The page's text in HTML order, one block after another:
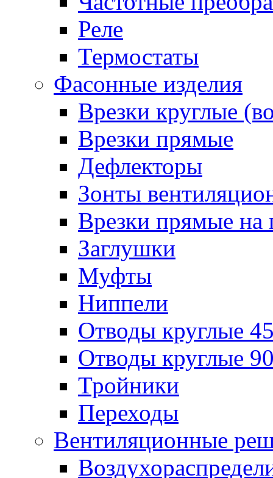
Реле
Термостаты
Фасонные изделия
Врезки круглые
Врезки прямые
Дефлекторы
Зонты
Врезки прямые на
Заглушки
Муфты
Ниппели
Отводы круглые
Отводы круглые
Тройники
Переходы
Вентиляционные